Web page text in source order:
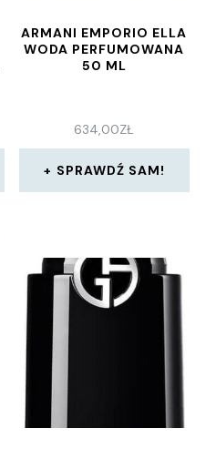
ARMANI EMPORIO ELLA
WODA PERFUMOWANA
50 ML
634,00ZŁ
SPRAWDŹ SAM!